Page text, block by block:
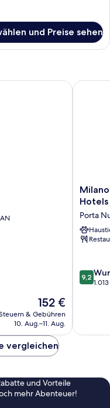
und Preise sehen
Der
Preis
beträgt
152 €
& Gebühren
10. Aug.–11. Aug.
Milano
Verticale
UNA
|
and
Resorts
Hotels
Porta
9.2
von
9,2
Milano
vergleichen
und Vorteile
mehr Abenteuer!